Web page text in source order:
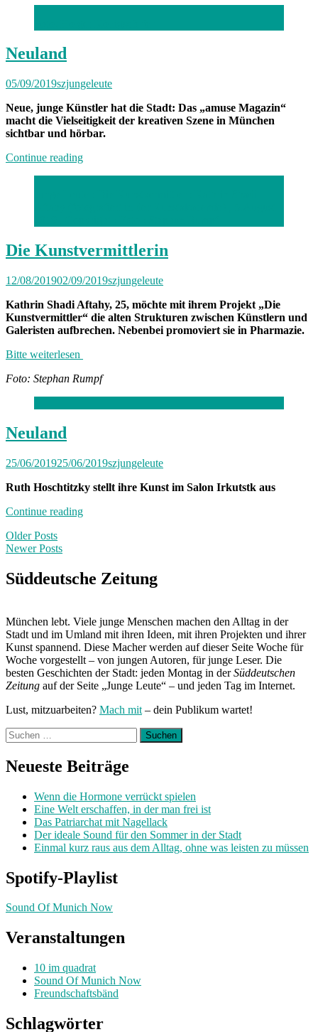
Neuland
05/09/2019szjungeleute
Neue, junge Künstler hat die Stadt: Das „amuse Magazin“
macht die Vielseitigkeit der kreativen Szene in München
sichtbar und hörbar.
Continue reading„Neuland“
Die Kunstvermittlerin
12/08/201902/09/2019szjungeleute
Kathrin Shadi Aftahy, 25, möchte mit ihrem Projekt „Die
Kunstvermittler“ die alten Strukturen zwischen Künstlern und
Galeristen aufbrechen. Nebenbei promoviert sie in Pharmazie.
Bitte weiterlesen
Foto: Stephan Rumpf
Neuland
25/06/201925/06/2019szjungeleute
Ruth Hoschtitzky stellt ihre Kunst im Salon Irkutstk aus
Continue reading„Neuland“
Posts
navigation
Older Posts
Newer Posts
Süddeutsche Zeitung
München lebt. Viele junge Menschen machen den Alltag in der
Stadt und im Umland mit ihren Ideen, mit ihren Projekten und ihrer
Kunst spannend. Diese Macher werden auf dieser Seite Woche für
Woche vorgestellt – von jungen Autoren, für junge Leser. Die
besten Geschichten der Stadt: jeden Montag in derSüddeutschen
Zeitung auf der Seite „Junge Leute“ – und jeden Tag im Internet.
Lust, mitzuarbeiten? Mach mit – dein Publikum wartet!
Suchen
nach:
Neueste Beiträge
Wenn die Hormone verrückt spielen
Eine Welt erschaffen, in der man frei ist
Das Patriarchat mit Nagellack
Der ideale Sound für den Sommer in der Stadt
Einmal kurz raus aus dem Alltag, ohne was leisten zu müssen
Spotify-Playlist
Sound Of Munich Now
Veranstaltungen
10 im quadrat
Sound Of Munich Now
Freundschaftsbänd
Schlagwörter